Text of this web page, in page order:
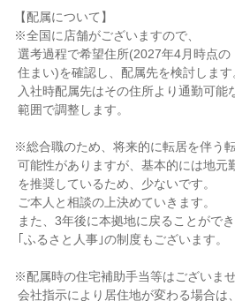
【配属について】
※全国に店舗がございますので、
※総合職のため、将来的に転居を伴う
※配属時の住宅補助手当等はございま